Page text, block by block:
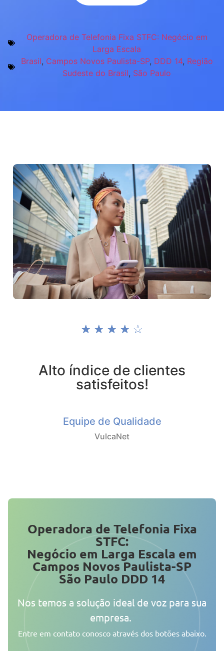
Operadora de Telefonia Fixa STFC: Negócio em
Larga Escala
Brasil, Campos Novos Paulista-SP, DDD 14, Região
Sudeste do Brasil, São Paulo
☆ ☆ ☆ ☆ ☆
Alto índice de clientes
satisfeitos!
Equipe de Qualidade
VulcaNet
Operadora de Telefonia Fixa
STFC:
Negócio em Larga Escala em
Campos Novos Paulista-SP
São Paulo DDD 14
Nos temos a solução ideal de voz para sua
empresa.
Entre em contato conosco através dos botões abaixo.